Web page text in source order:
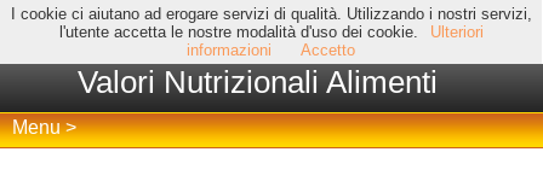
I cookie ci aiutano ad erogare servizi di qualità. Utilizzando i nostri servizi,
l'utente accetta le nostre modalità d'uso dei cookie.
Ulteriori
informazioni
Accetto
Valori Nutrizionali Alimenti
Menu >